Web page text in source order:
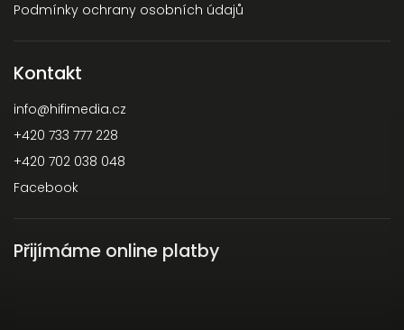
Podmínky ochrany osobních údajů
Kontakt
info@hifimedia.cz
+420 733 777 228
+420 702 038 048
Facebook
Přijímáme online platby